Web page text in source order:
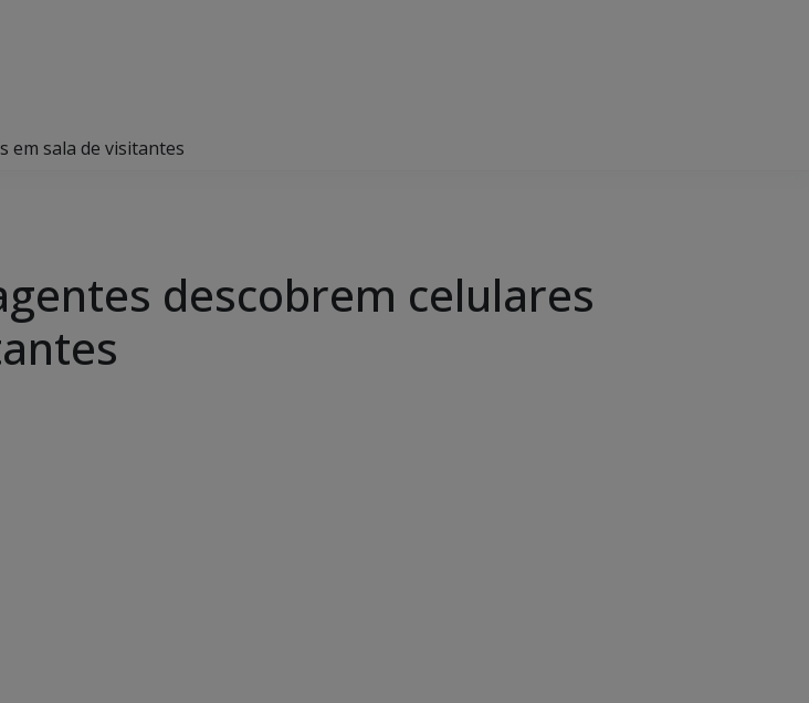
em sala de visitantes
descobrem celulares